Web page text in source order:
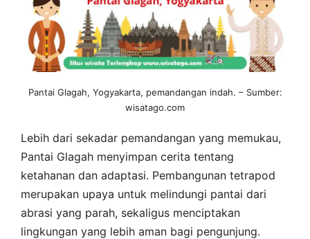
Pantai Glagah, Yogyakarta, pemandangan indah. – Sumber:
wisatago.com
Lebih dari sekadar pemandangan yang memukau,
Pantai Glagah menyimpan cerita tentang
ketahanan dan adaptasi. Pembangunan tetrapod
merupakan upaya untuk melindungi pantai dari
abrasi yang parah, sekaligus menciptakan
lingkungan yang lebih aman bagi pengunjung.